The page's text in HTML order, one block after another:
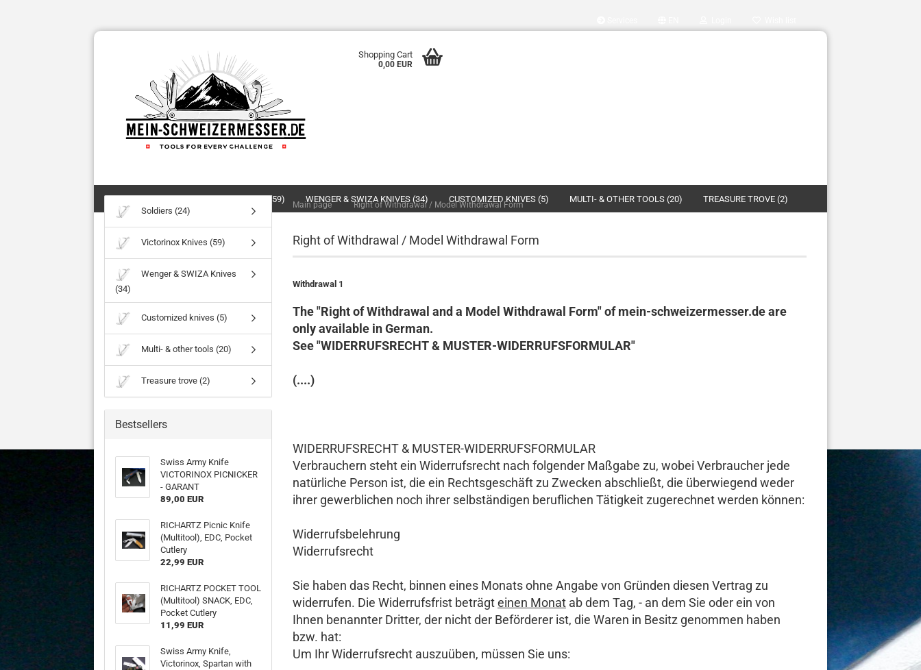
Shopping Cart
0,00 EUR
SOLDIERS (24) VICTORINOX KNIVES (59) WENGER & SWIZA KNIVES (34) CUSTOMIZED KNIVES (5) MULTI- & OTHER TOOLS (20) TREASURE TROVE (2)
Main page » Right of Withdrawal / Model Withdrawal Form
Right of Withdrawal / Model Withdrawal Form
Withdrawal 1
The "Right of Withdrawal and a Model Withdrawal Form" of mein-schweizermesser.de are
only available in German.
See "WIDERRUFSRECHT & MUSTER-WIDERRUFSFORMULAR"
(....)
WIDERRUFSRECHT & MUSTER-WIDERRUFSFORMULAR
Verbrauchern steht ein Widerrufsrecht nach folgender Maßgabe zu, wobei Verbraucher jede
natürliche Person ist, die ein Rechtsgeschäft zu Zwecken abschließt, die überwiegend weder
ihrer gewerblichen noch ihrer selbständigen beruflichen Tätigkeit zugerechnet werden können:
Widerrufsbelehrung
Widerrufsrecht
Sie haben das Recht, binnen eines Monats ohne Angabe von Gründen diesen Vertrag zu
widerrufen. Die Widerrufsfrist beträgteinen Monat ab dem Tag, - an dem Sie oder ein von
Ihnen benannter Dritter, der nicht der Beförderer ist, die Waren in Besitz genommen haben
bzw. hat:
Um Ihr Widerrufsrecht auszuüben, müssen Sie uns:
Soldiers (24)
Victorinox Knives (59)
Wenger & SWIZA Knives
(34)
Customized knives (5)
Multi- & other tools (20)
Treasure trove (2)
Bestsellers
Swiss Army Knife
VICTORINOX PICNICKER
- GARANT
89,00 EUR
RICHARTZ Picnic Knife
(Multitool), EDC, Pocket
Cutlery
22,99 EUR
RICHARTZ POCKET TOOL
(Multitool) SNACK, EDC,
Pocket Cutlery
11,99 EUR
Swiss Army Knife,
Victorinox, Spartan with